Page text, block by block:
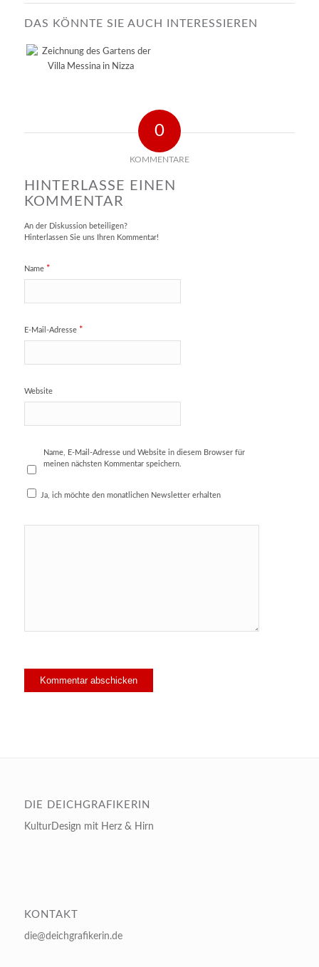
DAS KÖNNTE SIE AUCH INTERESSIEREN
0
KOMMENTARE
HINTERLASSE EINEN
KOMMENTAR
An der Diskussion beteiligen?
Hinterlassen Sie uns Ihren Kommentar!
Name *
E-Mail-Adresse *
Website
Name, E-Mail-Adresse und Website in diesem Browser für
meinen nächsten Kommentar speichern.
Ja, ich möchte den monatlichen Newsletter erhalten
DIE DEICHGRAFIKERIN
KulturDesign mit Herz & Hirn
KONTAKT
die@deichgrafikerin.de